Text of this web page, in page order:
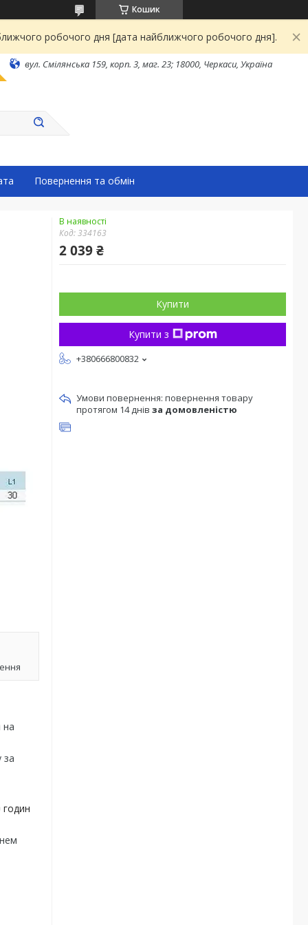
Кошик
робочого дня [дата найближчого робочого дня].
вул. Смілянська 159, корп. 3, маг. 23; 18000, Черкаси, Україна
Повернення та обмін
на
за
годин
В наявності
Код:334163
2 039 ₴
Купити
Купити з
+380666800832
повернення товару
протягом 14 днів за домовленістю